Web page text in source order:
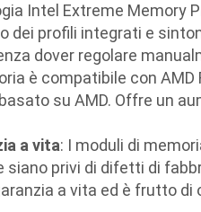
Intel Extreme Memory
dei profili integrati e
dover regolare
è compatibile con AMD
su AMD. Offre un
a vita: I moduli di
siano privi di difetti di
a vita ed è frutto di